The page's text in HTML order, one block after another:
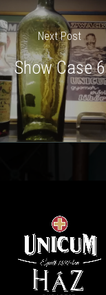
Next Post
Show Case 6